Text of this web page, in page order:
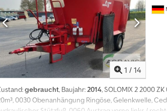
1 / 14
gebraucht, Baujahr:2014, SOLOMIX 2 2000
0030 Obenanhängung Ringöse, Gelenkwelle,